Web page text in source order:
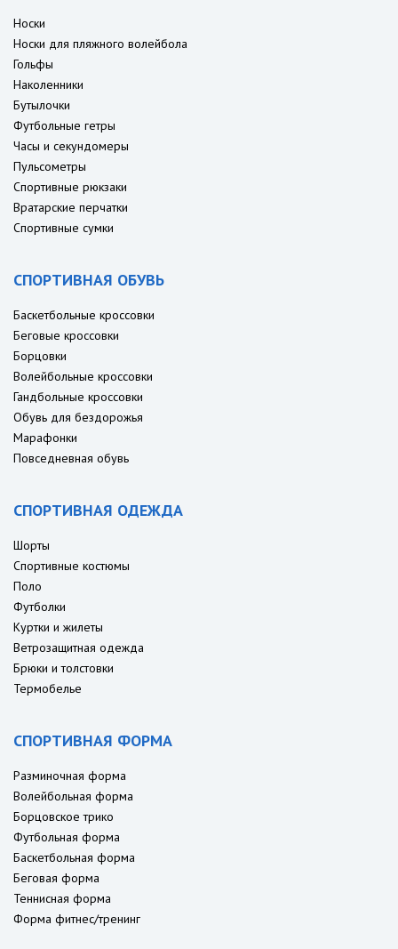
Носки
Носки для пляжного волейбола
Гольфы
Наколенники
Бутылочки
Футбольные гетры
Часы и секундомеры
Пульсометры
Спортивные рюкзаки
Вратарские перчатки
Спортивные сумки
СПОРТИВНАЯ ОБУВЬ
Баскетбольные кроссовки
Беговые кроссовки
Борцовки
Волейбольные кроссовки
Гандбольные кроссовки
Обувь для бездорожья
Марафонки
Повседневная обувь
СПОРТИВНАЯ ОДЕЖДА
Шорты
Спортивные костюмы
Поло
Футболки
Куртки и жилеты
Ветрозащитная одежда
Брюки и толстовки
Термобелье
СПОРТИВНАЯ ФОРМА
Разминочная форма
Волейбольная форма
Борцовское трико
Футбольная форма
Баскетбольная форма
Беговая форма
Теннисная форма
Форма фитнес/тренинг